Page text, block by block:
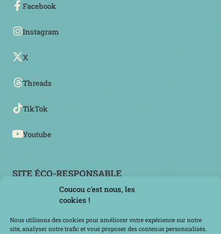
Coucou c'est nous, les
cookies !
Nous utilisons des cookies pour améliorer votre expérience sur notre
site, analyser notre trafic et vous proposer des contenus personnalisés.
Facebook
Instagram
X
Threads
TikTok
Youtube
SITE ÉCO-RESPONSABLE